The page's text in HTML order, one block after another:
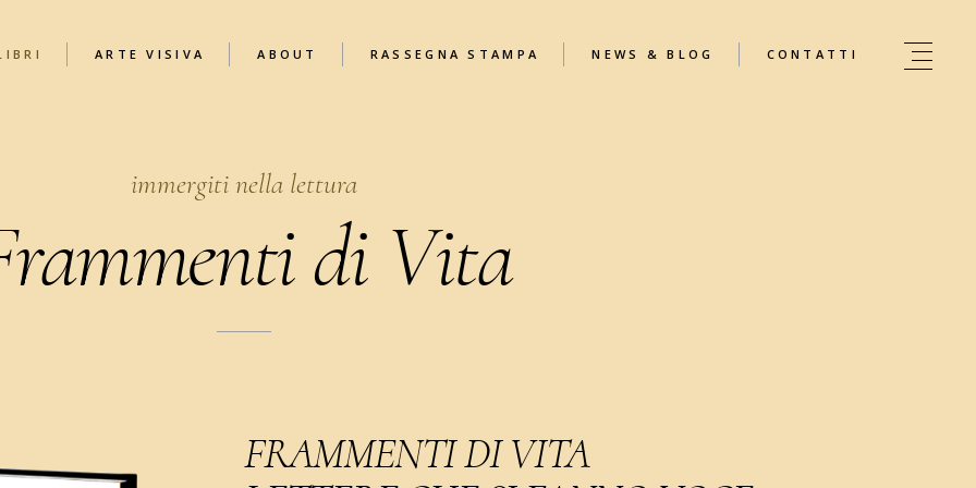
ARTE VISIVA ABOUT RASSEGNA STAMPA NEWS & BLOG CONTATTI
FRAMMENTI DI
FRASTUONO
immergiti nella lettura
di Vita
FRAMMENTI DI VITA